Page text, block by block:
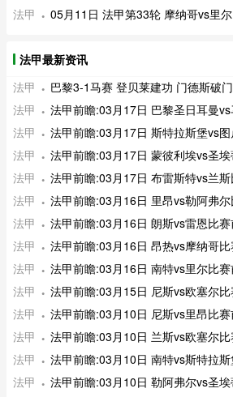
法甲
05月11日 法甲第33轮 摩纳哥vs里
法甲最新资讯
法甲
巴黎3-1马赛 登贝莱建功 门德斯破
法甲
法甲前瞻:03月17日 巴黎圣日耳曼
法甲
法甲前瞻:03月17日 斯特拉斯堡vs
法甲
法甲前瞻:03月17日 蒙彼利埃vs圣
法甲
法甲前瞻:03月17日 布雷斯特vs兰
法甲
法甲前瞻:03月16日 里昂vs勒阿弗
法甲
法甲前瞻:03月16日 朗斯vs雷恩比
法甲
法甲前瞻:03月16日 昂热vs摩纳哥
法甲
法甲前瞻:03月16日 南特vs里尔比
法甲
法甲前瞻:03月15日 尼斯vs欧塞尔
法甲
法甲前瞻:03月10日 尼斯vs里昂比
法甲
法甲前瞻:03月10日 兰斯vs欧塞尔
法甲
法甲前瞻:03月10日 南特vs斯特拉
法甲
法甲前瞻:03月10日 勒阿弗尔vs圣